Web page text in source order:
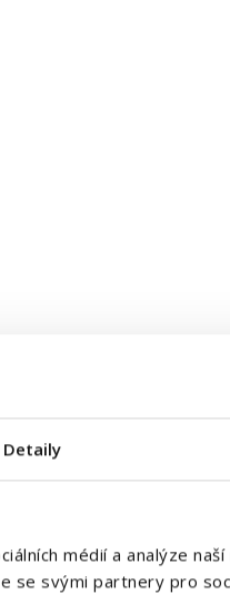
Detaily
médií a analýze
se svými partnery pro
rodového tvaru.
způsobem se nijak
volná pracovní místa.